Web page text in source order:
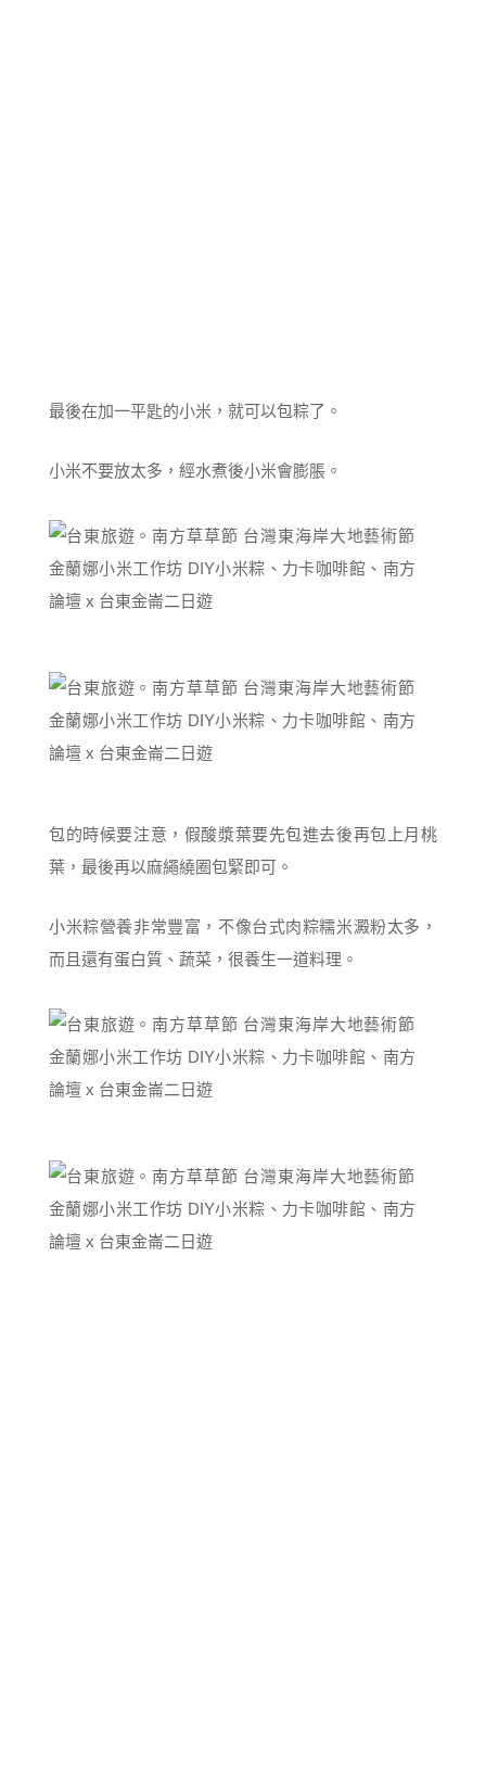
最後在加一平匙的小米，就可以包粽了。
小米不要放太多，經水煮後小米會膨脹。
包的時候要注意，假酸漿葉要先包進去後再包上月桃
葉，最後再以麻繩繞圈包緊即可。
小米粽營養非常豐富，不像台式肉粽糯米澱粉太多，
而且還有蛋白質、蔬菜，很養生一道料理。